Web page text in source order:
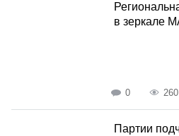
в зеркале
0 260
Партии